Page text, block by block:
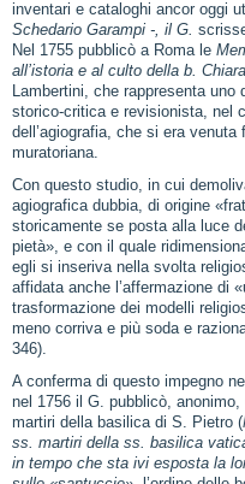
inventari e cataloghi ancor oggi
Schedario Garampi ‑, il G.
Nel 1755 pubblicò a Roma le
all’istoria e al culto della b.
Lambertini, che rappresenta
storico‑critica e revisionista, nel
dell’agiografia, che si era venuta
muratoriana.
Con questo studio, in cui
agiografica dubbia, di origine
storicamente se posta alla luce
pietà», e con il quale
egli si inseriva nella svolta
affidata anche l’affermazione di
trasformazione dei modelli
meno corriva e più soda e
346).
A conferma di questo impegno
nel 1756 il G. pubblicò,
martiri della basilica di S. Pietro (
ss. martiri della ss. basilica
in tempo che sta ivi esposta la